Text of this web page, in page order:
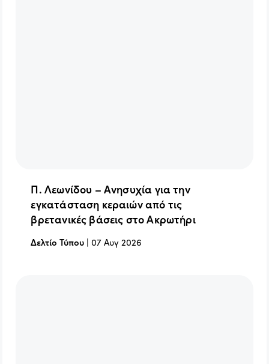
Π. Λεωνίδου – Ανησυχία για την
εγκατάσταση κεραιών από τις
βρετανικές βάσεις στο Ακρωτήρι
Δελτίο Τύπου |07 Αυγ 2026